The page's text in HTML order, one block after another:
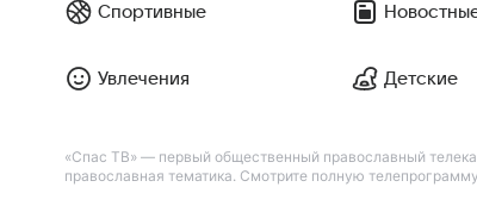
Спортивные
Увлечения Детские
«Спас ТВ» — первый общественный православный
православная тематика. Смотрите полную